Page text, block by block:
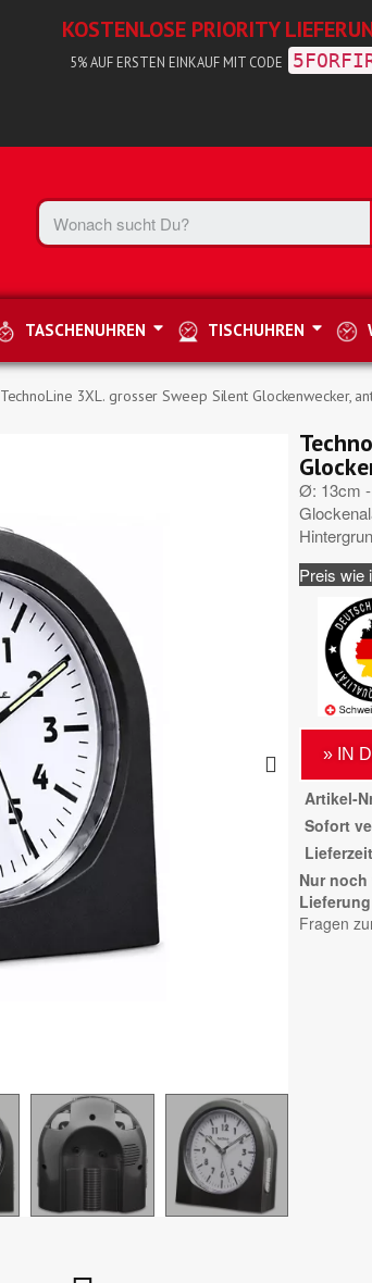
KOSTENLOSE PRIORITY
5% AUF ERSTEN EINKAUF MIT CODE
TASCHENUHREN TISCHUHREN
TechnoLine 3XL. grosser Sweep Silent Glockenwecker,
Ø: 13cm
Preis wie
» IN
Artikel-
Sofort
Lieferzeit
Nur
Fragen